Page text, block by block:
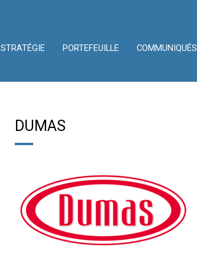
STRATÉGIE PORTEFEUILLE COMMUNIQUÉS
DUMAS